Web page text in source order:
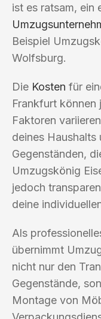
ist es ratsam, ein
Beispiel
Wolfsburg.
Die Kosten für
Frankfurt können
Faktoren
deines
Gegenständen,
Umzugskönig
jedoch
deine
Als
übernimmt
nicht nur den
Gegenstände,
Montage von